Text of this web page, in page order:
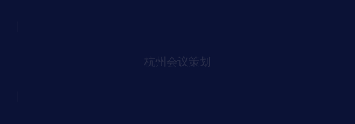
杭州会议策划